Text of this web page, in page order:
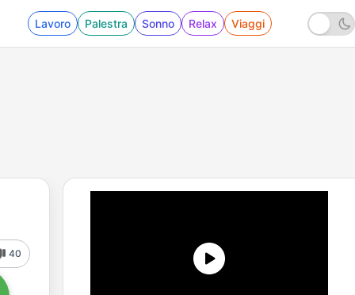
Lavoro Palestra Sonno Relax Viaggi
40